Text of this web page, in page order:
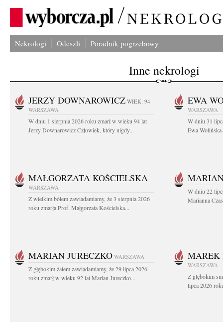
Nekrologi Odeszli Poradnik pogrzebowy
Inne nekrologi
JERZY DOWNAROWICZ WIEK: 94
WARSZAWA
W dniu 1 sierpnia 2026 roku zmarł w wieku 94 lat
Jerzy Downarowicz Człowiek, który nigdy...
EWA
WARSZAWA
W dniu 31
Ewa
MAŁGORZATA KOŚCIELSKA
WARSZAWA
Z wielkim bólem zawiadamiamy, że 3 sierpnia 2026
roku zmarła Prof. Małgorzata Kościelska...
W dniu 22
Marianna
MARIAN JURECZKO WARSZAWA
Z głębokim żalem zawiadamiamy, że 29 lipca 2026
roku zmarł w wieku 92 lat Marian Jureczko...
MAREK
WARSZAWA
Z głębokim
lipca 2026